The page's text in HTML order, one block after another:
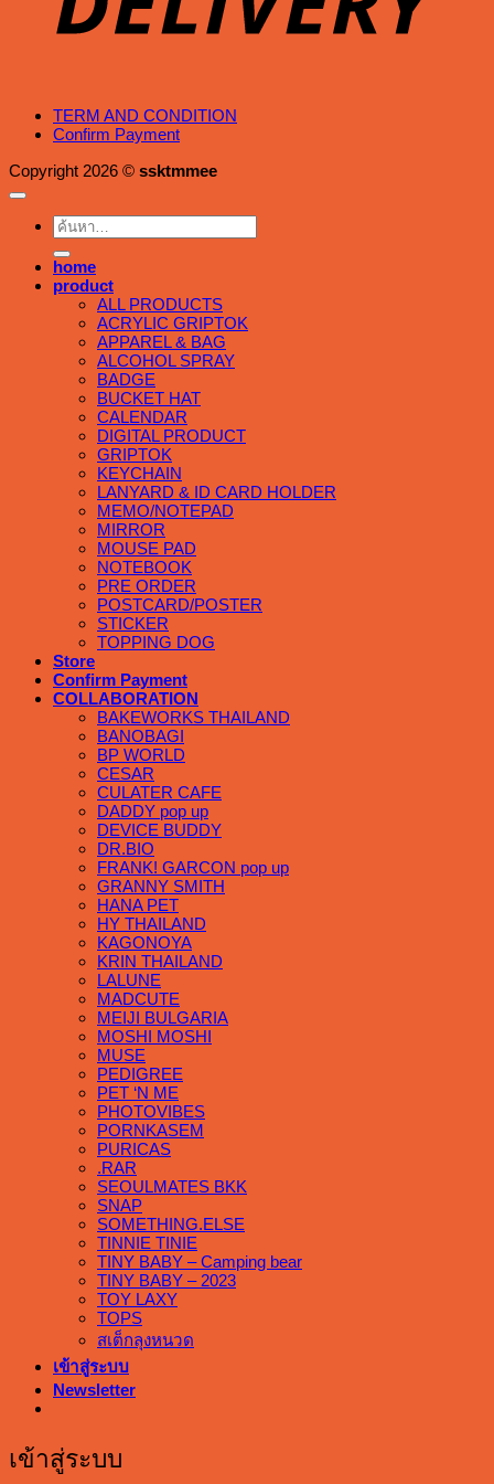
TERM AND CONDITION
Confirm Payment
Copyright 2026 © ssktmmee
ค้นหา:
home
product
ALL PRODUCTS
ACRYLIC GRIPTOK
APPAREL & BAG
ALCOHOL SPRAY
BADGE
BUCKET HAT
CALENDAR
DIGITAL PRODUCT
GRIPTOK
KEYCHAIN
LANYARD & ID CARD HOLDER
MEMO/NOTEPAD
MIRROR
MOUSE PAD
NOTEBOOK
PRE ORDER
POSTCARD/POSTER
STICKER
TOPPING DOG
Store
Confirm Payment
COLLABORATION
BAKEWORKS THAILAND
BANOBAGI
BP WORLD
CESAR
CULATER CAFE
DADDY pop up
DEVICE BUDDY
DR.BIO
FRANK! GARCON pop up
GRANNY SMITH
HANA PET
HY THAILAND
KAGONOYA
KRIN THAILAND
LALUNE
MADCUTE
MEIJI BULGARIA
MOSHI MOSHI
MUSE
PEDIGREE
PET ‘N ME
PHOTOVIBES
PORNKASEM
PURICAS
.RAR
SEOULMATES BKK
SNAP
SOMETHING.ELSE
TINNIE TINIE
TINY BABY – Camping bear
TINY BABY – 2023
TOY LAXY
TOPS
สเต็กลุงหนวด
เข้าสู่ระบบ
Newsletter
เข้าสู่ระบบ